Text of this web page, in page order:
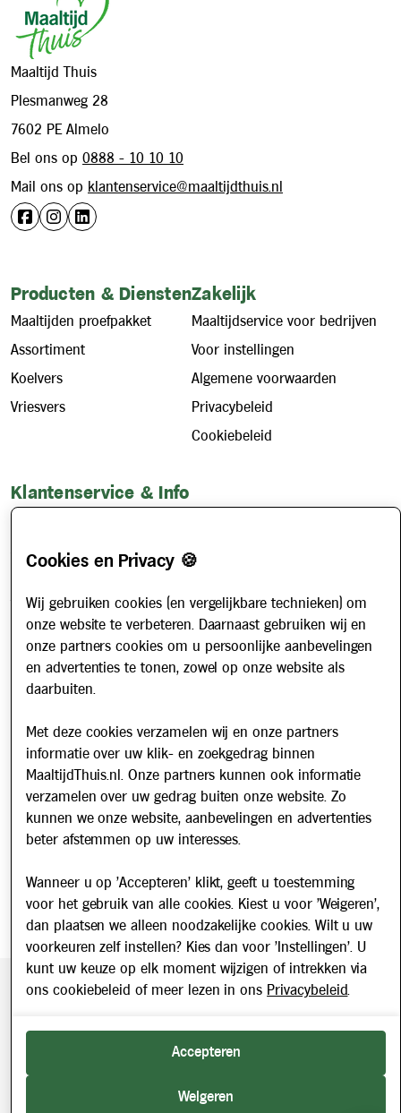
Maaltijd Thuis
Plesmanweg 28
7602 PE Almelo
Bel ons op 0888 - 10 10 10
Mail ons op klantenservice@maaltijdthuis.nl
Producten & Diensten
Maaltijden proefpakket
Assortiment
Koelvers
Vriesvers
Zakelijk
Maaltijdservice voor bedrijven
Voor instellingen
Algemene voorwaarden
Privacybeleid
Cookiebeleid
Klantenservice & Info
Account aanvragen
Veelgestelde vragen
Werken bij
Nieuws
Nieuwsbrief
Schrijf u in voor onze nieuwsbrief en blijf op de hoogte van
updates over Maaltijd Thuis!
E-mailadres
Beveiligde betaling middels SEPA incasso. Getoonde prijzen
2026 © Maaltijd Thuis. Alle rechten voorbehouden.
Cookies en Privacy 🍪
Wij gebruiken cookies (en vergelijkbare technieken) om
onze website te verbeteren. Daarnaast gebruiken wij en
onze partners cookies om u persoonlijke aanbevelingen
en advertenties te tonen, zowel op onze website als
daarbuiten.
Met deze cookies verzamelen wij en onze partners
informatie over uw klik- en zoekgedrag binnen
MaaltijdThuis.nl. Onze partners kunnen ook informatie
verzamelen over uw gedrag buiten onze website. Zo
kunnen we onze website, aanbevelingen en advertenties
beter afstemmen op uw interesses.
Wanneer u op 'Accepteren' klikt, geeft u toestemming
voor het gebruik van alle cookies. Kiest u voor 'Weigeren',
dan plaatsen we alleen noodzakelijke cookies. Wilt u uw
voorkeuren zelf instellen? Kies dan voor 'Instellingen'. U
kunt uw keuze op elk moment wijzigen of intrekken via
ons cookiebeleid of meer lezen in ons Privacybeleid.
Accepteren
Weigeren